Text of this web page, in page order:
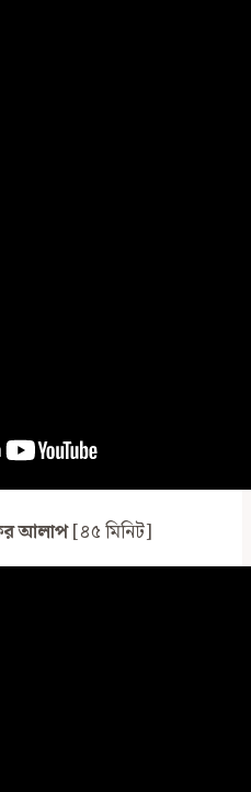
আলাপ[৪৫ মিনিট]